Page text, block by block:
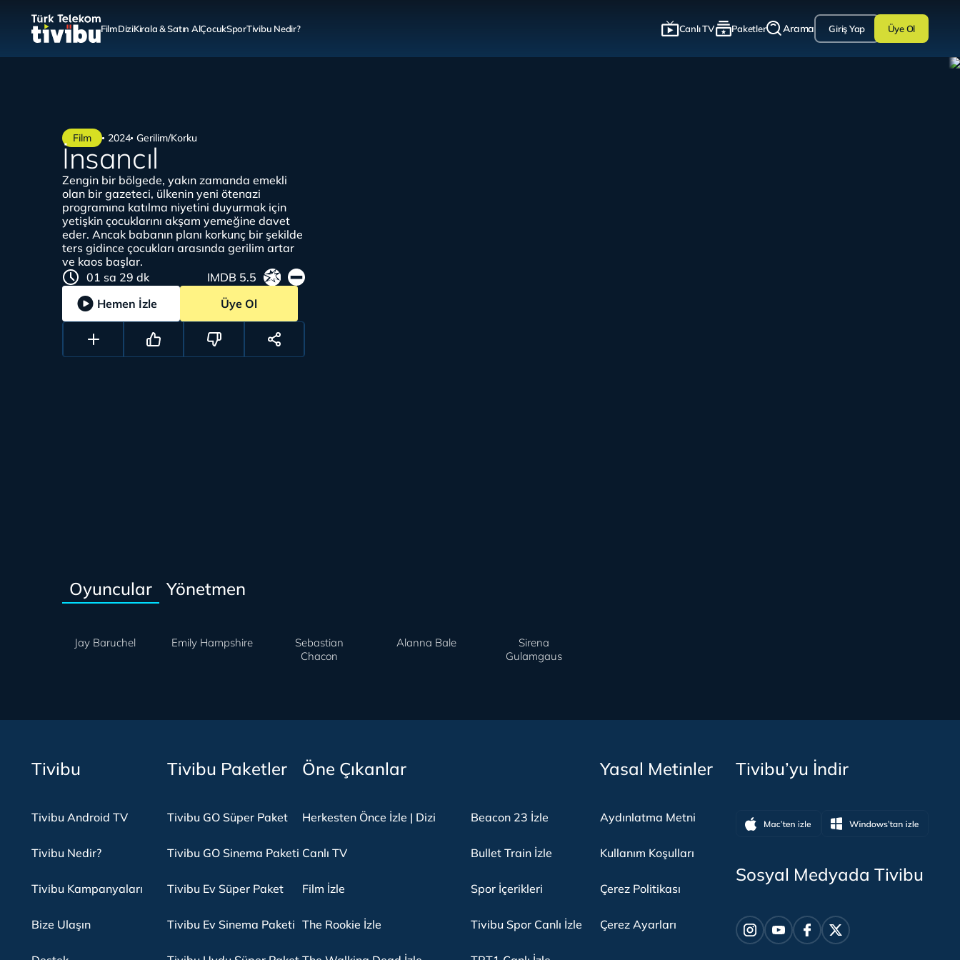
FilmDiziKirala & Satın AlÇocukSporTivibu Nedir? Canlı TV Paketler Arama Giriş Yap Üye Ol
Film 2024 Gerilim/Korku
İnsancıl
Zengin bir bölgede, yakın zamanda emekli
olan bir gazeteci, ülkenin yeni ötenazi
programına katılma niyetini duyurmak için
yetişkin çocuklarını akşam yemeğine davet
eder. Ancak babanın planı korkunç bir şekilde
ters gidince çocukları arasında gerilim artar
ve kaos başlar.
01 sa 29 dk
IMDB 5.5
Hemen İzle
Üye Ol
Oyuncular Yönetmen
Jay Baruchel Emily Hampshire
Sebastian
Chacon
Alanna Bale
Sirena
Gulamgaus
Tivibu
Tivibu Android TV
Tivibu Nedir?
Tivibu Kampanyaları
Bize Ulaşın
Tivibu Paketler
Tivibu GO Süper Paket
Tivibu GO Sinema Paketi
Tivibu Ev Süper Paket
Tivibu Ev Sinema Paketi
Öne Çıkanlar
Herkesten Önce İzle | Dizi
Canlı TV
Film İzle
The Rookie İzle
Beacon 23 İzle
Bullet Train İzle
Spor İçerikleri
Tivibu Spor Canlı İzle
Yasal Metinler
Aydınlatma Metni
Kullanım Koşulları
Çerez Politikası
Çerez Ayarları
Tivibu’yu İndir
Sosyal Medyada Tivibu